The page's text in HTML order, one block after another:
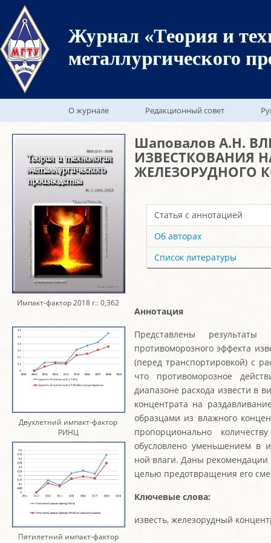
Журнал «Теория и
металлургического
О журнале Редакционный совет
Импакт-фактор 2018 г.: 0,362
Двухлетний импакт-фактор
РИНЦ
Пятилетний импакт-фактор
Шаповалов А.Н.
ИЗВЕСТКОВАНИЯ
ЖЕЛЕЗОРУДНОГО
Статья с аннотацией
Об авторах
Список литературы
Аннотация
Представлены
противоморозного эффекта
(перед транспортировкой) с
что противоморозное
диапазоне расхода извести в
концентрата на
образцами из влажного
пропорционально
обусловлено уменьшением в
ной влаги. Даны
целью предотвращения его
Ключевые слова:
известь, железорудный